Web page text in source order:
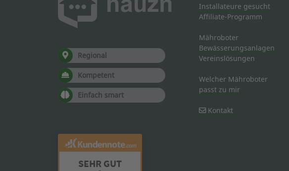
Regional
Kompetent
Einfach smart
SEHR GUT
Installateure gesucht
Affiliate-Programm
Mähroboter
Bewässerungsanlagen
Vereinslösungen
Welcher Mähroboter
passt zu mir
Kontakt